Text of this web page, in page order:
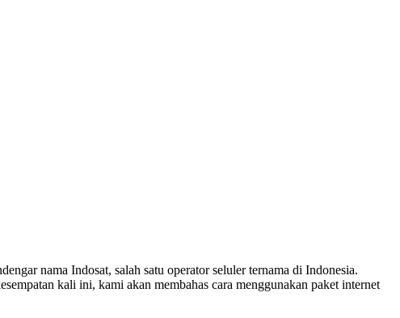
nama Indosat, salah satu operator seluler ternama di Indonesia.
kali ini, kami akan membahas cara menggunakan paket internet